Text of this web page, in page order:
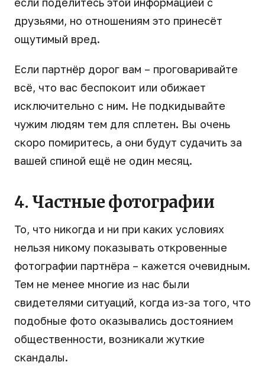
друзьями, но отношениям это принесёт
ощутимый вред.
Если партнёр дорог вам – проговаривайте
всё, что вас беспокоит или обижает
исключительно с ним. Не подкидывайте
чужим людям тем для сплетен. Вы очень
скоро помиритесь, а они будут судачить за
вашей спиной ещё не один месяц.
4. Частные фотографии
То, что никогда и ни при каких условиях
нельзя никому показывать откровенные
фотографии партнёра – кажется очевидным.
Тем не менее многие из нас были
свидетелями ситуаций, когда из-за того, что
подобные фото оказывались достоянием
общественности, возникали жуткие
скандалы.